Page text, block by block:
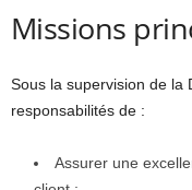
Missions
Sous la supervision de la
responsabilités de :
Assurer une